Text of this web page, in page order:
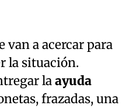
van a acercar para
la situación.
laayuda
frazadas, una